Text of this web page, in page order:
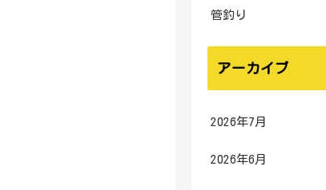
管釣り
アーカイブ
2026年7月
2026年6月